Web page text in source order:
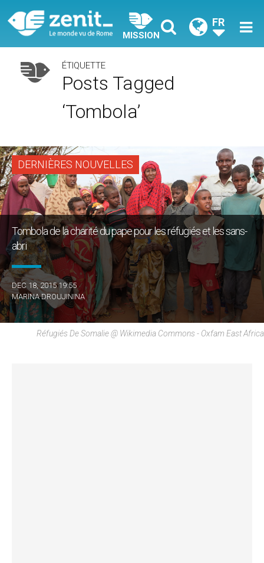
MISSION
FR
ÉTIQUETTE
Posts Tagged
‘tombola’
DERNIÈRES NOUVELLES
Tombola de la charité du pape pour les réfugiés et les sans-
abri
DEC 18, 2015 19:55
MARINA DROUJININA
Réfugiés De Somalie @ Wikimedia Commons - Oxfam East Africa